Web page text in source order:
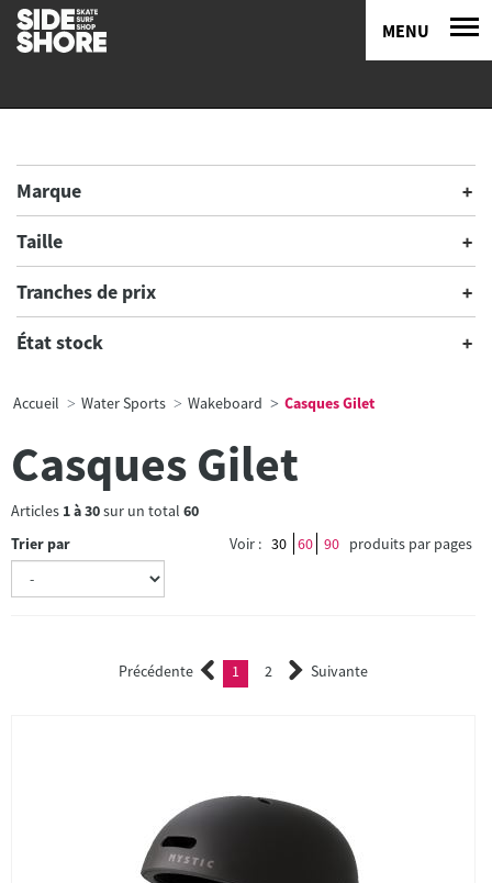
MENU
Marque
Taille
Tranches de prix
État stock
Accueil Water Sports Wakeboard Casques Gilet
Casques Gilet
Articles 1à30sur un total 60
Trier par
Voir : 30 60 90 produits par pages
Précédente 1 (current)
2 Suivante